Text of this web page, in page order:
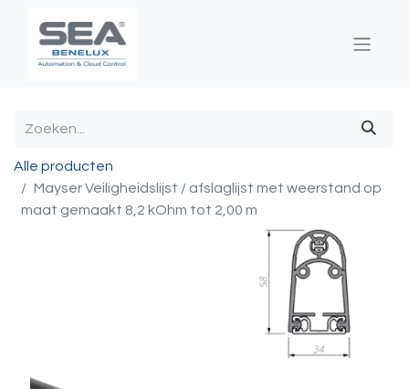
Alle producten
Mayser Veiligheidslijst / afslaglijst met weerstand op
maat gemaakt 8,2 kOhm tot 2,00 m